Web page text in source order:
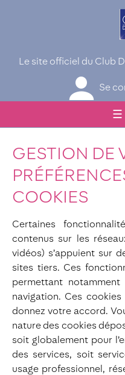
Le site officiel du Club
Se
☰
GESTION DE
COOKIES
Certaines
contenus sur les
vidéos) s’appuient sur
sites tiers. Ces
permettant
navigation. Ces
donnez votre accord.
nature des cookies
soit globalement pour
des services, soit
usage professionnel,